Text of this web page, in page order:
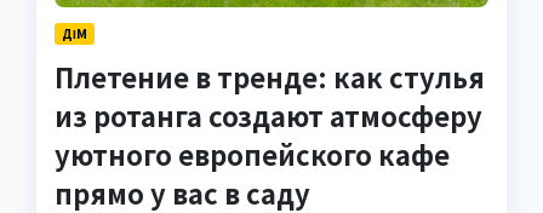
ДІМ
Плетение в тренде: как стулья
из ротанга создают атмосферу
уютного европейского кафе
прямо у вас в саду